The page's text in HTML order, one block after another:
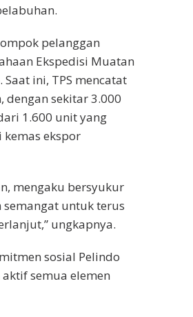
pelanggan
Ekspedisi Muatan
ini, TPS mencatat
sekitar 3.000
1.600 unit yang
ekspor
mengaku bersyukur
semangat untuk terus
ungkapnya.
sosial Pelindo
semua elemen